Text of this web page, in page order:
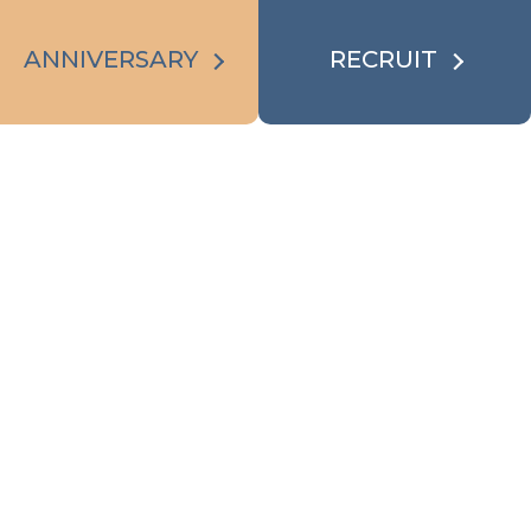
ANNIVERSARY RECRUIT